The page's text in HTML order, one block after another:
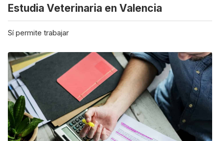
Estudia Veterinaria en Valencia
Sí permite trabajar